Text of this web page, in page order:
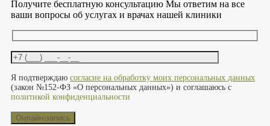
Получите бесплатную консультацию Мы ответим на все
ваши вопросы об услугах и врачах нашей клиники
Я подтверждаю согласие на обработку моих персональных данных
(закон №152-ФЗ «О персональных данных») и соглашаюсь с
политикой конфиденциальности